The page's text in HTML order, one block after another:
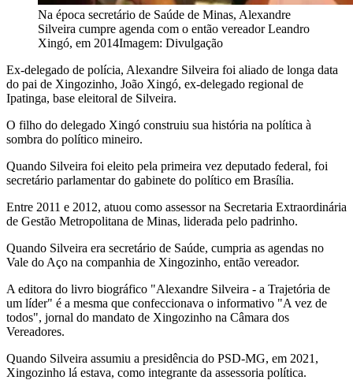
Na época secretário de Saúde de Minas, Alexandre
Silveira cumpre agenda com o então vereador Leandro
Xingó, em 2014Imagem: Divulgação
Ex-delegado de polícia, Alexandre Silveira foi aliado de longa data
do pai de Xingozinho, João Xingó, ex-delegado regional de
Ipatinga, base eleitoral de Silveira.
O filho do delegado Xingó construiu sua história na política à
sombra do político mineiro.
Quando Silveira foi eleito pela primeira vez deputado federal, foi
secretário parlamentar do gabinete do político em Brasília.
Entre 2011 e 2012, atuou como assessor na Secretaria Extraordinária
de Gestão Metropolitana de Minas, liderada pelo padrinho.
Quando Silveira era secretário de Saúde, cumpria as agendas no
Vale do Aço na companhia de Xingozinho, então vereador.
A editora do livro biográfico "Alexandre Silveira - a Trajetória de
um líder" é a mesma que confeccionava o informativo "A vez de
todos", jornal do mandato de Xingozinho na Câmara dos
Vereadores.
Quando Silveira assumiu a presidência do PSD-MG, em 2021,
Xingozinho lá estava, como integrante da assessoria política.